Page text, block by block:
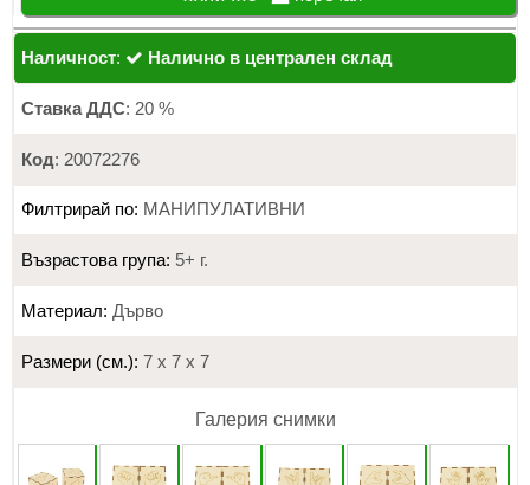
Наличност: Налично в централен склад
Ставка ДДС: 20 %
Код: 20072276
Филтрирай по: МАНИПУЛАТИВНИ
Възрастова група: 5+ г.
Материал: Дърво
Размери (см.): 7 х 7 х 7
Галерия снимки